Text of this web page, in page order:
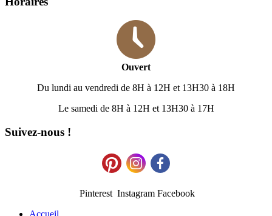
Ouvert
Du lundi au vendredi de 8H à 12H et 13H30 à 18H
Le samedi de 8H à 12H et 13H30 à 17H
Suivez-nous !
Pinterest Instagram Facebook
Accueil